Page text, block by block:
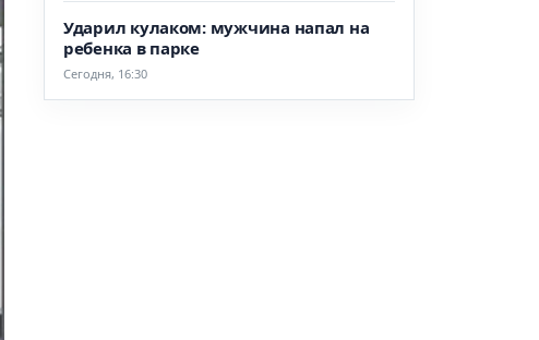
Ударил кулаком: мужчина напал на
ребенка в парке
Сегодня, 16:30